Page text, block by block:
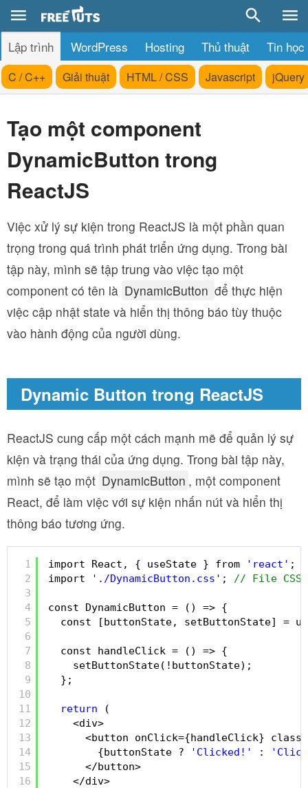
Lập trình WordPress Hosting Thủ thuật Tin học
C / C++ Giải thuật HTML / CSS Javascript jQuery
Tạo một component
DynamicButton trong
ReactJS
Việc xử lý sự kiện trong ReactJS là một phần quan
trọng trong quá trình phát triển ứng dụng. Trong bài
tập này, mình sẽ tập trung vào việc tạo một
component có tên là DynamicButton để thực hiện
việc cập nhật state và hiển thị thông báo tùy thuộc
vào hành động của người dùng.
Dynamic Button trong ReactJS
ReactJS cung cấp một cách mạnh mẽ để quản lý sự
kiện và trạng thái của ứng dụng. Trong bài tập này,
mình sẽ tạo một DynamicButton , một component
React, để làm việc với sự kiện nhấn nút và hiển thị
thông báo tương ứng.
1
2
3
4
5
6
7
8
9
10
11
12
13
14
15
16
import React, { useState } from 'react' ;
import
'./DynamicButton.css' ; // File CSS
const DynamicButton = () => {
const [buttonState, setButtonState] =
const handleClick = () => {
setButtonState(!buttonState);
};
return
(
<div>
<button onClick={handleClick}
{buttonState ?
'Clicked!' :
</button>
</div>